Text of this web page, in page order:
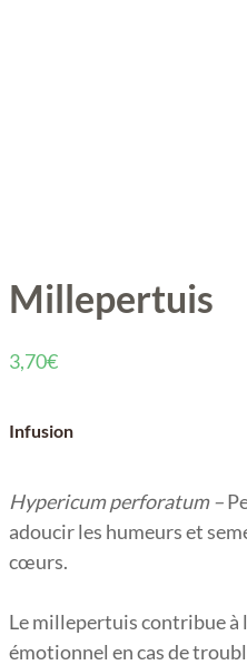
Millepertuis
3,70€
Infusion
Hypericum perforatum –
adoucir les humeurs et
cœurs.
Le millepertuis contribue à
émotionnel en cas de